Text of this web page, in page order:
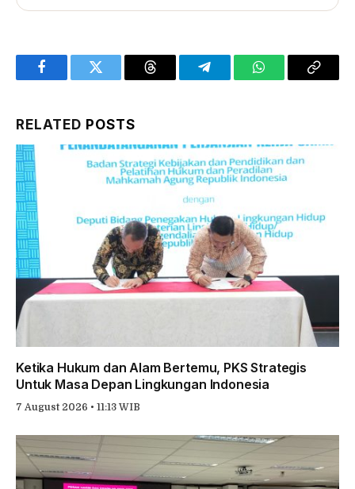
FacebookTwitter Threads TelegramWhatsAppCopy
RELATED POSTS
Ketika Hukum dan Alam Bertemu, PKS Strategis
Untuk Masa Depan Lingkungan Indonesia
7 August 2026 • 11:13 WIB